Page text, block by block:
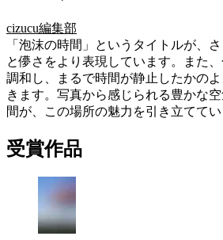
cizucu編集部
「泡沫の時間」というタイトルが、
と儚さをより表現しています。また
調和し、まるで時間が静止したかの
きます。写真から感じられる豊かな
間が、この場所の魅力を引き立ててい
受賞作品